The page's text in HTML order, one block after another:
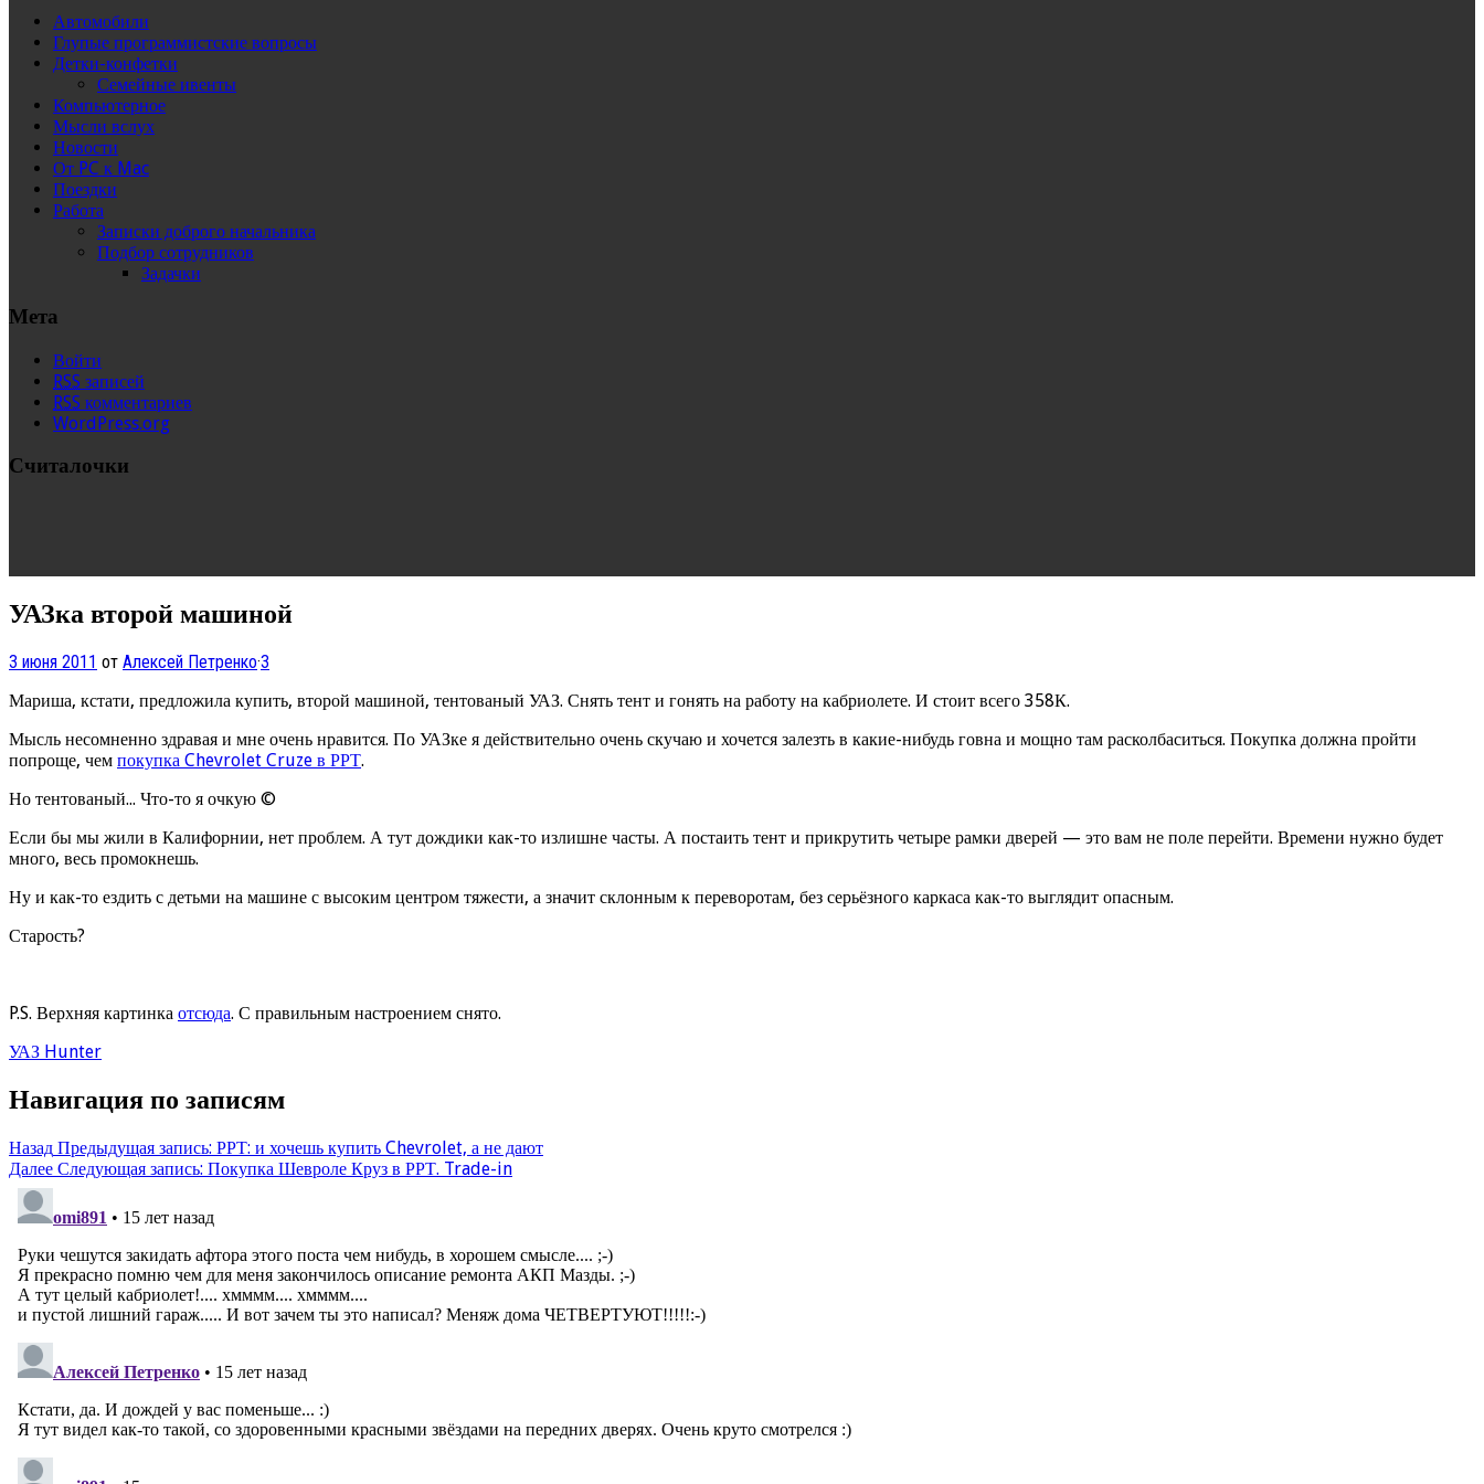
Автомобили
Глупые программистские вопросы
Детки-конфетки
Семейные ивенты
Компьютерное
Мысли вслух
Новости
От PC к Mac
Поездки
Работа
Записки доброго начальника
Подбор сотрудников
Задачки
Мета
Войти
RSS записей
RSS комментариев
WordPress.org
Считалочки
УАЗка второй машиной
3 июня 2011 от Алексей Петренко·3
Мариша, кстати, предложила купить, второй машиной, тентованый УАЗ. Снять тент и гонять на работу на кабриолете. И стоит всего 358К.
Мысль несомненно здравая и мне очень нравится. По УАЗке я действительно очень скучаю и хочется залезть в какие-нибудь говна и мощно там расколбаситься. Покупка должна пройти
попроще, чем покупка Chevrolet Cruze в РРТ.
Но тентованый... Что-то я очкую ©
Если бы мы жили в Калифорнии, нет проблем. А тут дождики как-то излишне часты. А постаить тент и прикрутить четыре рамки дверей — это вам не поле перейти. Времени нужно будет
много, весь промокнешь.
Ну и как-то ездить с детьми на машине с высоким центром тяжести, а значит склонным к переворотам, без серьёзного каркаса как-то выглядит опасным.
Старость?
P.S. Верхняя картинка отсюда. С правильным настроением снято.
УАЗ Hunter
Навигация по записям
Назад Предыдущая запись: РРТ: и хочешь купить Chevrolet, а не дают
Далее Следующая запись: Покупка Шевроле Круз в РРТ. Trade-in